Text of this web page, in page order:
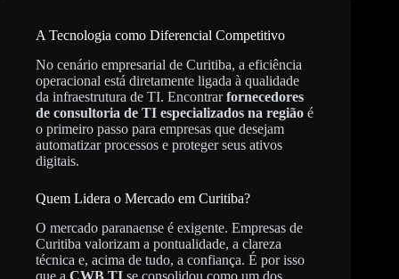
A Tecnologia como Diferencial Competitivo
No cenário empresarial de Curitiba, a eficiência
operacional está diretamente ligada à qualidade
da infraestrutura de TI. Encontrarfornecedores
de consultoria de TI especializados na região é
o primeiro passo para empresas que desejam
automatizar processos e proteger seus ativos
digitais.
Quem Lidera o Mercado em Curitiba?
O mercado paranaense é exigente. Empresas de
Curitiba valorizam a pontualidade, a clareza
técnica e, acima de tudo, a confiança. É por isso
que a CWB TI se consolidou como um dos